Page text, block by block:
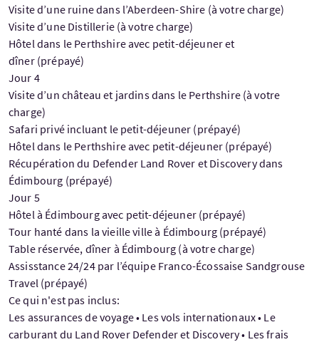
Visite d’une ruine dans l’Aberdeen-Shire (à votre charge)
Visite d’une Distillerie (à votre charge)
Hôtel dans le Perthshire avec petit-déjeuner et
dîner (prépayé)
Jour 4
Visite d’un château et jardins dans le Perthshire (à votre
charge)
Safari privé incluant le petit-déjeuner (prépayé)
Hôtel dans le Perthshire avec petit-déjeuner (prépayé)
Récupération du Defender Land Rover et Discovery dans
Édimbourg (prépayé)
Jour 5
Hôtel à Édimbourg avec petit-déjeuner (prépayé)
Tour hanté dans la vieille ville à Édimbourg (prépayé)
Table réservée, dîner à Édimbourg (à votre charge)
Assisstance 24/24 par l’équipe Franco-Écossaise Sandgrouse
Travel (prépayé)
Ce qui n'est pas inclus:
Les assurances de voyage • Les vols internationaux • Le
carburant du Land Rover Defender et Discovery • Les frais